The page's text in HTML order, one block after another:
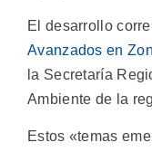
El desarrollo
Avanzados en
la Secretaría
Ambiente de la
Estos «temas